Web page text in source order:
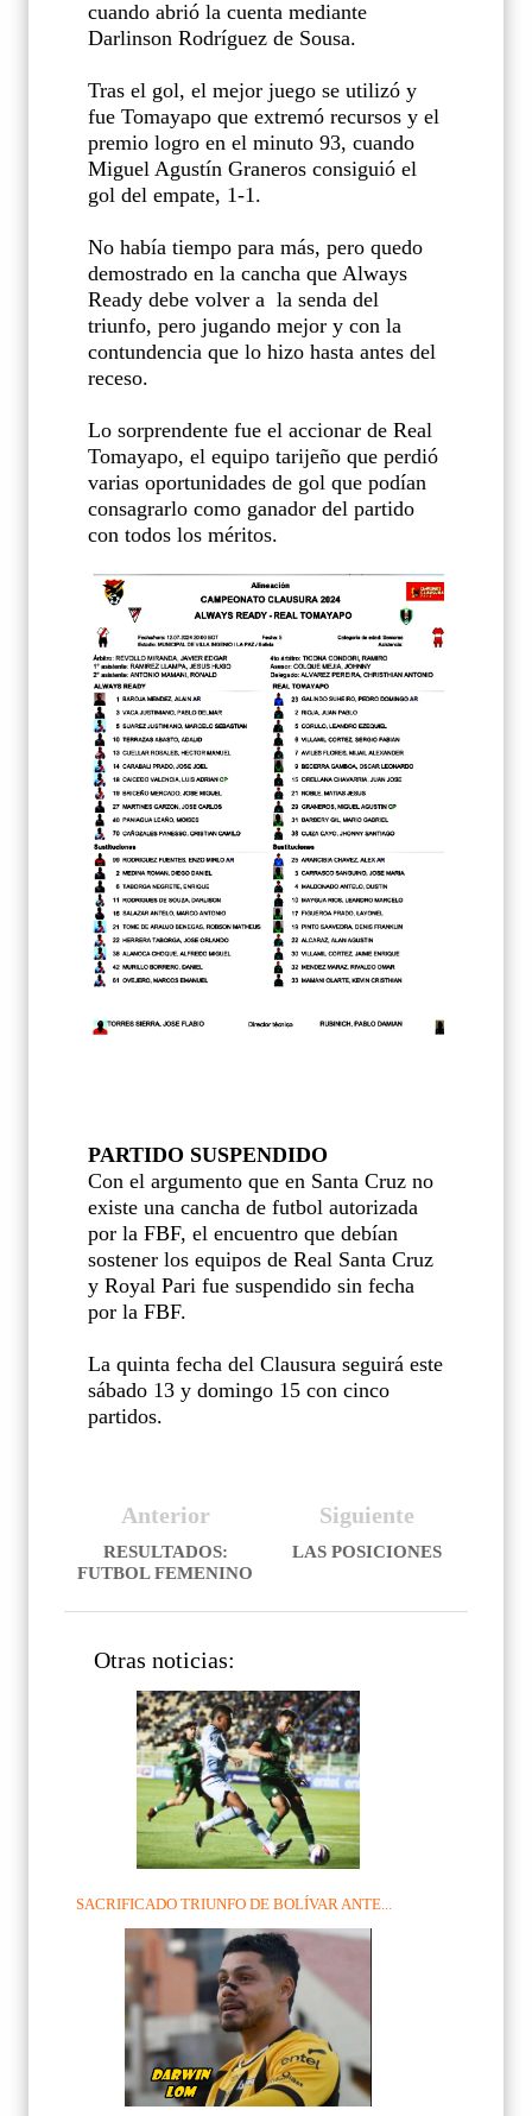
cuando abrió la cuenta mediante
Darlinson Rodríguez de Sousa.
Tras el gol, el mejor juego se utilizó y
fue Tomayapo que extremó recursos y el
premio logro en el minuto 93, cuando
Miguel Agustín Graneros consiguió el
gol del empate, 1-1.
No había tiempo para más, pero quedo
demostrado en la cancha que Always
Ready debe volver a la senda del
triunfo, pero jugando mejor y con la
contundencia que lo hizo hasta antes del
receso.
Lo sorprendente fue el accionar de Real
Tomayapo, el equipo tarijeño que perdió
varias oportunidades de gol que podían
consagrarlo como ganador del partido
con todos los méritos.
PARTIDO SUSPENDIDO
Con el argumento que en Santa Cruz no
existe una cancha de futbol autorizada
por la FBF, el encuentro que debían
sostener los equipos de Real Santa Cruz
y Royal Pari fue suspendido sin fecha
por la FBF.
La quinta fecha del Clausura seguirá este
sábado 13 y domingo 15 con cinco
partidos.
Siguiente
LAS POSICIONES
Anterior
RESULTADOS:
FUTBOL FEMENINO
Otras noticias:
SACRIFICADO TRIUNFO DE BOLÍVAR ANTE...